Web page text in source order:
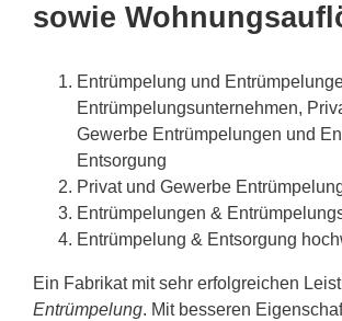
sowie
Entrümpelung und
Entrümpelungsunternehmen,
Gewerbe Entrümpelungen und
Entsorgung
Privat und Gewerbe
Entrümpelungen &
Entrümpelung & Entsorgung
Ein Fabrikat mit sehr erfolgreichen
Entrümpelung. Mit besseren